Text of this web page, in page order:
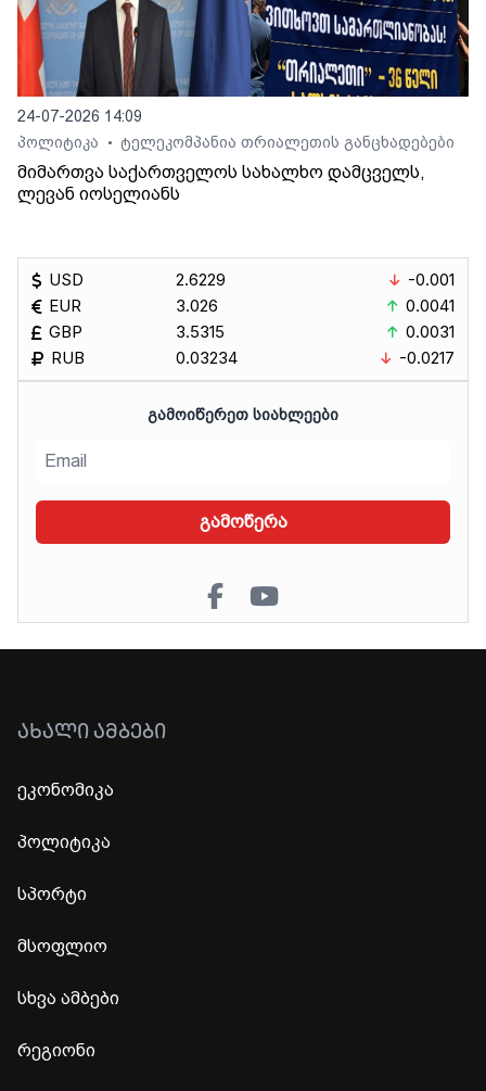
24-07-2026 14:09
პოლიტიკა
• ტელეკომპანია თრიალეთის განცხადებები
მიმართვა საქართველოს სახალხო დამცველს,
ლევან იოსელიანს
USD
EUR
GBP
RUB
2.6229
3.026
3.5315
0.03234
-0.001
0.0041
0.0031
-0.0217
ᲒᲐᲛᲝᲘᲬᲔᲠᲔᲗ ᲡᲘᲐᲮᲚᲔᲔᲑᲘ
გამოწერა
ᲐᲮᲐᲚᲘ ᲐᲛᲑᲔᲑᲘ
ეკონომიკა
პოლიტიკა
სპორტი
მსოფლიო
სხვა ამბები
რეგიონი